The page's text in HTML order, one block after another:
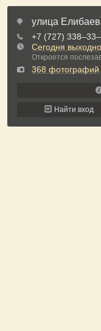
улица
+7 (727)
Сегодня
Откроется
368 фотографий
Найти вход